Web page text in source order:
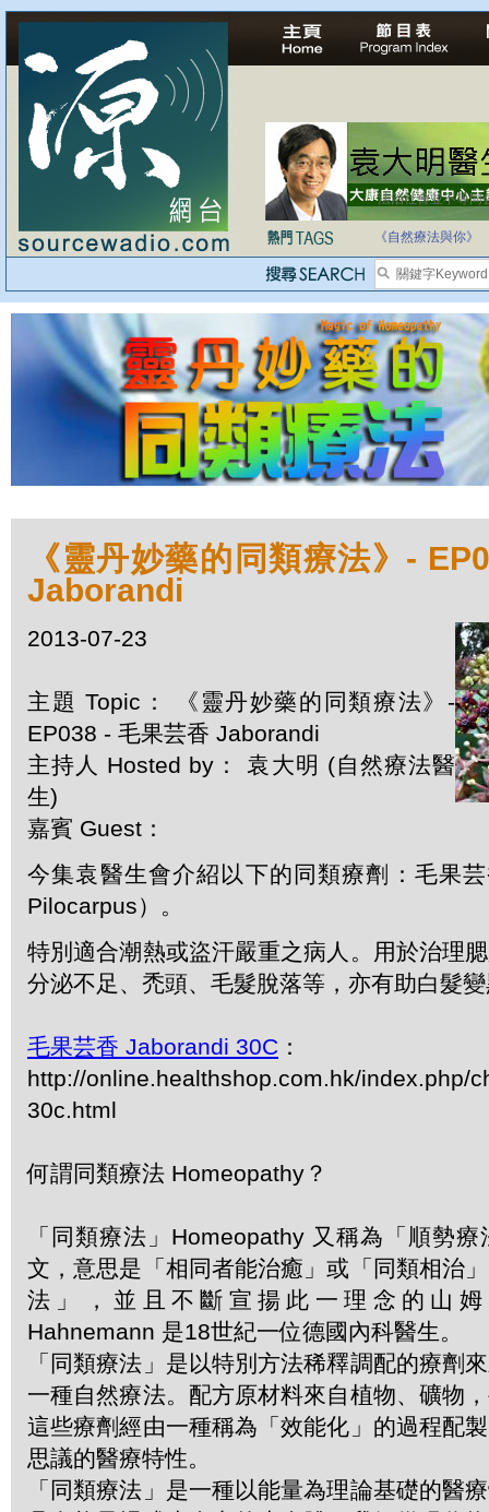
法治社會並不等同
自家教育合法化-
《自然療法與你》
《靈丹妙藥的同類療法》-
Jaborandi
2013-07-23
主題 Topic： 《靈丹妙藥的同類療法》-
EP038 - 毛果芸香 Jaborandi
主持人 Hosted by： 袁大明 (自然療法醫
生)
嘉賓 Guest：
今集袁醫生會介紹以下的同類療劑：毛果
Pilocarpus）。
特別適合潮熱或盜汗嚴重之病人。用於治理
分泌不足、禿頭、毛髮脫落等，亦有助白髮
毛果芸香 Jaborandi 30C ：
http://online.healthshop.com.hk/index.php/
30c.html
何謂同類療法 Homeopathy？
「同類療法」Homeopathy 又稱為「順勢
文，意思是「相同者能治癒」或「同類相治
法」，並且不斷宣揚此一理念的山姆
Hahnemann 是18世紀一位德國內科醫生。
「同類療法」是以特別方法稀釋調配的療劑
一種自然療法。配方原材料來自植物、礦物
這些療劑經由一種稱為「效能化」的過程配
思議的醫療特性。
「同類療法」是一種以能量為理論基礎的醫